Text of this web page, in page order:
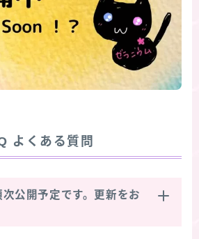
よくある質問
公開予定です。更新をお